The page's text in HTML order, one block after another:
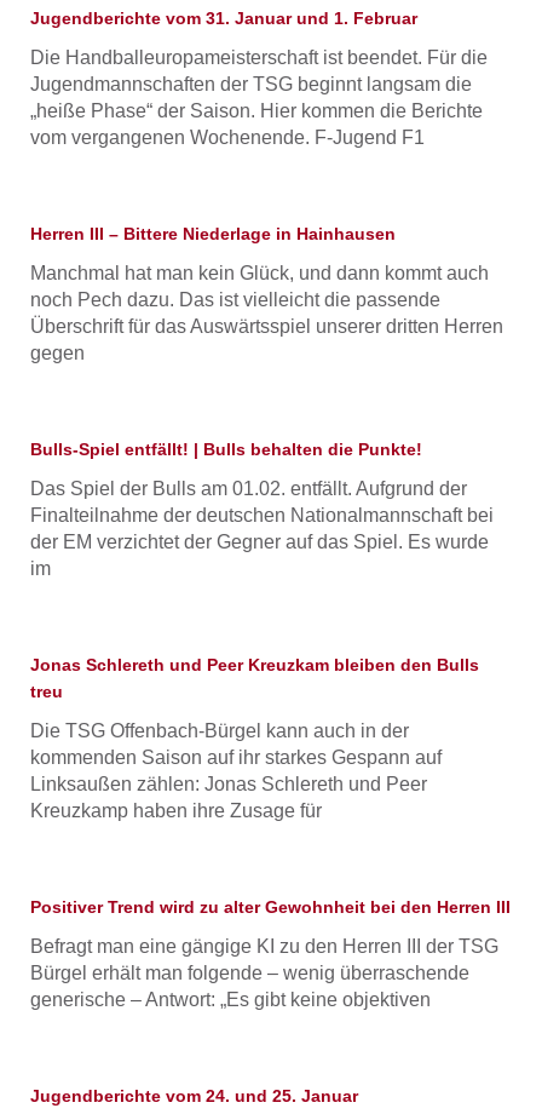
Jugendberichte vom 31. Januar und 1. Februar
Die Handballeuropameisterschaft ist beendet. Für die
Jugendmannschaften der TSG beginnt langsam die
„heiße Phase“ der Saison. Hier kommen die Berichte
vom vergangenen Wochenende. F-Jugend F1
Herren III – Bittere Niederlage in Hainhausen
Manchmal hat man kein Glück, und dann kommt auch
noch Pech dazu. Das ist vielleicht die passende
Überschrift für das Auswärtsspiel unserer dritten Herren
gegen
Bulls-Spiel entfällt! | Bulls behalten die Punkte!
Das Spiel der Bulls am 01.02. entfällt. Aufgrund der
Finalteilnahme der deutschen Nationalmannschaft bei
der EM verzichtet der Gegner auf das Spiel. Es wurde
im
Jonas Schlereth und Peer Kreuzkam bleiben den Bulls
treu
Die TSG Offenbach-Bürgel kann auch in der
kommenden Saison auf ihr starkes Gespann auf
Linksaußen zählen: Jonas Schlereth und Peer
Kreuzkamp haben ihre Zusage für
Positiver Trend wird zu alter Gewohnheit bei den Herren III
Befragt man eine gängige KI zu den Herren III der TSG
Bürgel erhält man folgende – wenig überraschende
generische – Antwort: „Es gibt keine objektiven
Jugendberichte vom 24. und 25. Januar